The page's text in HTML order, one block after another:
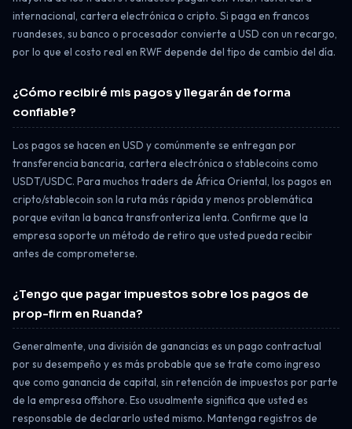
internacional, cartera electrónica o cripto. Si paga en francos
ruandeses, su banco o procesador convierte a USD con un recargo,
por lo que el costo real en RWF depende del tipo de cambio del día.
¿Cómo recibiré mis pagos y llegarán de forma
confiable?
Los pagos se hacen en USD y comúnmente se entregan por
transferencia bancaria, cartera electrónica o stablecoins como
USDT/USDC. Para muchos traders de África Oriental, los pagos en
cripto/stablecoin son la ruta más rápida y menos problemática
porque evitan la banca transfronteriza lenta. Confirme que la
empresa soporte un método de retiro que usted pueda recibir
antes de comprometerse.
¿Tengo que pagar impuestos sobre los pagos de
prop-firm en Ruanda?
Generalmente, una división de ganancias es un pago contractual
por su desempeño y es más probable que se trate como ingreso
que como ganancia de capital, sin retención de impuestos por parte
de la empresa offshore. Eso usualmente significa que usted es
responsable de declararlo usted mismo. Mantenga registros de